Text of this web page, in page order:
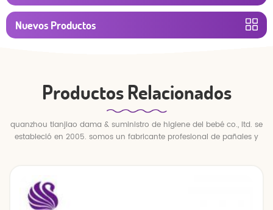
Nuevos Productos
Productos Relacionados
quanzhou tianjiao dama & suministro de higiene del bebé co., ltd. se
estableció en 2005. somos un fabricante profesional de pañales y